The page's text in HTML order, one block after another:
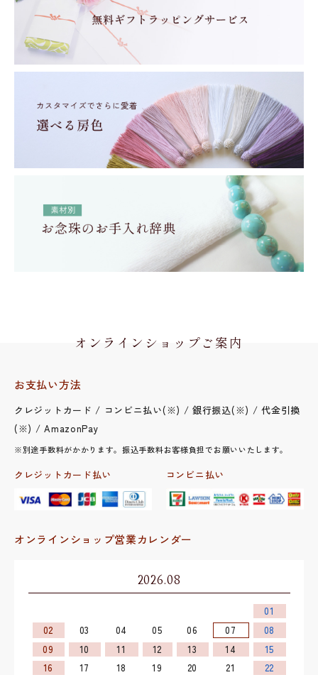
オンラインショップご案内
お支払い方法
クレジットカード / コンビニ払い(※) / 銀行振込(※) / 代金引換
(※) / AmazonPay
※別途手数料がかかります。振込手数料お客様負担でお願いいたします。
クレジットカード払い コンビニ払い
オンラインショップ営業カレンダー
2026.08
01
02
03 04 05 06 07
08
09
10 11 12 13 14
15
16
17 18 19 20 21
22